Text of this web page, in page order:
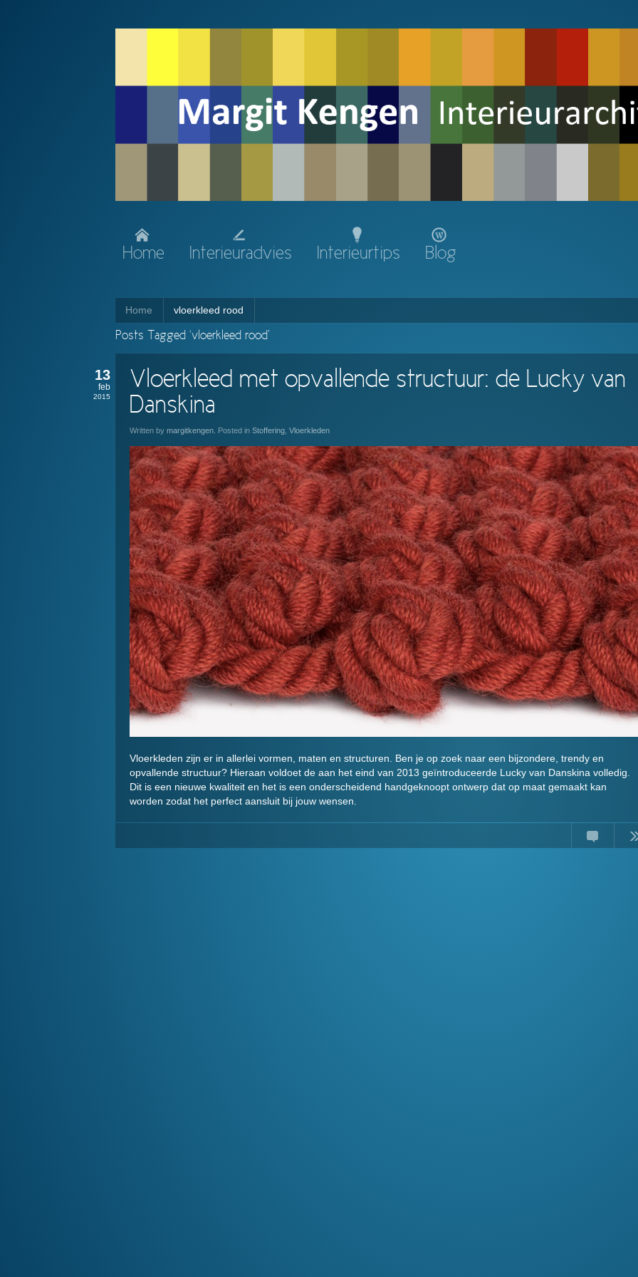
Home Interieuradvies Interieurtips Blog
Home vloerkleed rood
Posts Tagged ‘vloerkleed rood’
13
feb
2015
Vloerkleed met opvallende structuur: de Lucky van
Danskina
Written by margitkengen . Posted in Stoffering Vloerkleden
Vloerkleden zijn er in allerlei vormen, maten en structuren. Ben je op zoek naar een bijzondere, trendy en
opvallende structuur? Hieraan voldoet de aan het eind van 2013 geïntroduceerde Lucky van Danskina volledig.
Dit is een nieuwe kwaliteit en het is een onderscheidend handgeknoopt ontwerp dat op maat gemaakt kan
worden zodat het perfect aansluit bij jouw wensen.